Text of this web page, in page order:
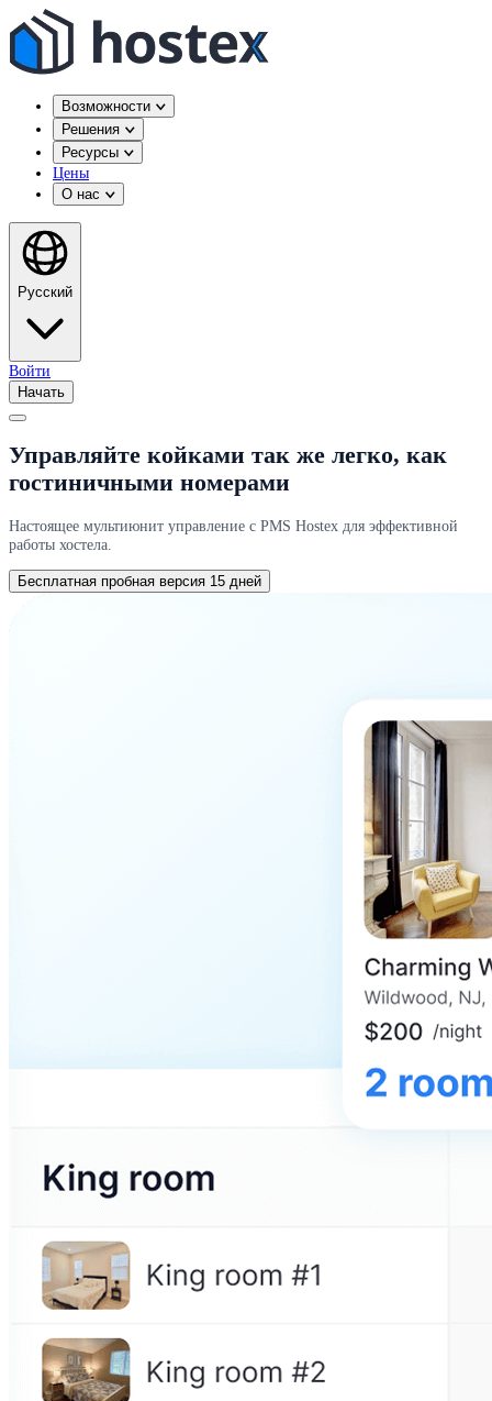
Возможности
Решения
Ресурсы
Цены
О нас
Русский
Войти
Начать
Управляйте койками так же легко, как
гостиничными номерами
Настоящее мультиюнит управление с PMS Hostex для эффективной
работы хостела.
Бесплатная пробная версия 15 дней